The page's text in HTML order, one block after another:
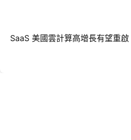
SaaS 美國雲計算高增長有望重